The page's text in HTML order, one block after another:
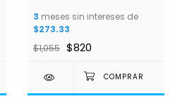
3 meses sin intereses de
$273.33
$1,055 $820